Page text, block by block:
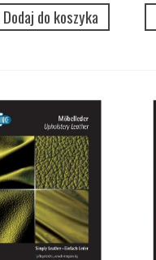
Dodaj do koszyka